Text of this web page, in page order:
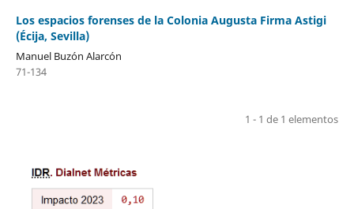
Los espacios forenses de la Colonia Augusta Firma Astigi
(Écija, Sevilla)
Manuel Buzón Alarcón
71-134
1 - 1 de 1 elementos